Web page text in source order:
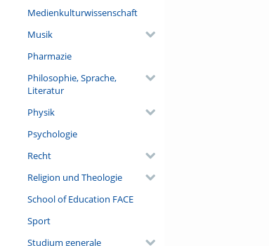
Medienkulturwissenschaft
Musik
Pharmazie
Philosophie, Sprache,
Literatur
Physik
Psychologie
Recht
Religion und Theologie
School of Education FACE
Sport
Studium generale